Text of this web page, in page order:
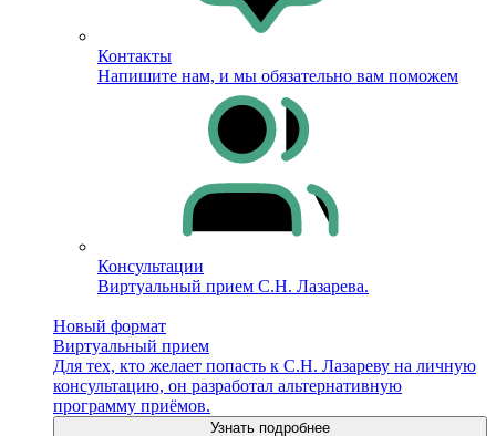
Контакты
Напишите нам, и мы обязательно вам поможем
Консультации
Виртуальный прием С.Н. Лазарева.
Новый формат
Виртуальный прием
Для тех, кто желает попасть к С.Н. Лазареву на личную
консультацию, он разработал альтернативную
программу приёмов.